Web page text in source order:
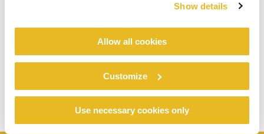
Show details
Allow all cookies
Customize
Use necessary cookies only